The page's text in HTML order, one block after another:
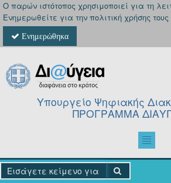
Ο παρών ιστότοπος χρησιμοποιεί για τη
Ενημερωθείτε για την πολιτική χρήσης τους
Ενημερώθηκα
Υπουργείο Ψηφιακής
ΠΡΟΓΡΑΜΜΑ